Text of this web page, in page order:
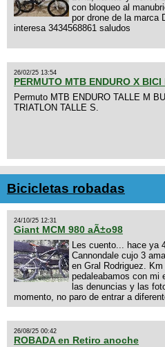
con bloqueo al
por drone de la marca
interesa 3434568861 saludos
26/02/25 13:54
PERMUTO MTB ENDURO X
Permuto MTB ENDURO TALLE M
TRIATLON TALLE S.
Bicicletas robadas
24/10/25 12:31
Giant MCM 980 aÃ±o98
Les cuento... hace ya
Cannondale cujo 3
en Gral Rodriguez.
pedaleabamos con mi
las denuncias y las
momento, no paro de entrar a
26/08/25 00:42
ROBADA en Retiro anoche